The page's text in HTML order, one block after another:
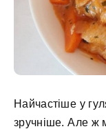
Найчастіше у
зручніше. Але ж